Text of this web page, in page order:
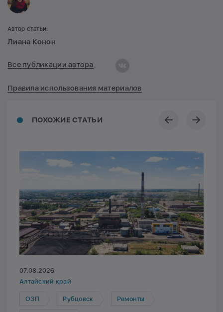
ПОХОЖИЕ СТАТЬИ
07.08.2026
Алтайский край
ОЗП Рубцовск Ремонты
Автор статьи:
Лиана Конон
Все публикации автора
Правила использования материалов